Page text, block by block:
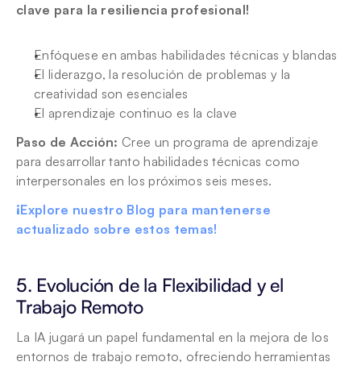
clave para la resiliencia profesional!
Enfóquese en ambas habilidades técnicas y blandas
El liderazgo, la resolución de problemas y la
creatividad son esenciales
El aprendizaje continuo es la clave
Paso de Acción: Cree un programa de aprendizaje
para desarrollar tanto habilidades técnicas como
interpersonales en los próximos seis meses.
¡Explore nuestro Blog para mantenerse
actualizado sobre estos temas!
5. Evolución de la Flexibilidad y el
Trabajo Remoto
La IA jugará un papel fundamental en la mejora de los
entornos de trabajo remoto, ofreciendo herramientas